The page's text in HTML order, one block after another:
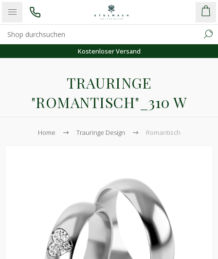
Kostenloser Versand
TRAURINGE
"ROMANTISCH"_310 W
Home Trauringe Design Romantisch